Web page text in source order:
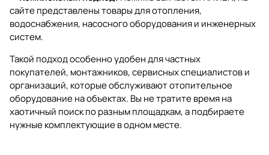
сайте представлены товары для отопления,
водоснабжения, насосного оборудования и инженерных
систем.
Такой подход особенно удобен для частных
покупателей, монтажников, сервисных специалистов и
организаций, которые обслуживают отопительное
оборудование на объектах. Вы не тратите время на
хаотичный поиск по разным площадкам, а подбираете
нужные комплектующие в одном месте.